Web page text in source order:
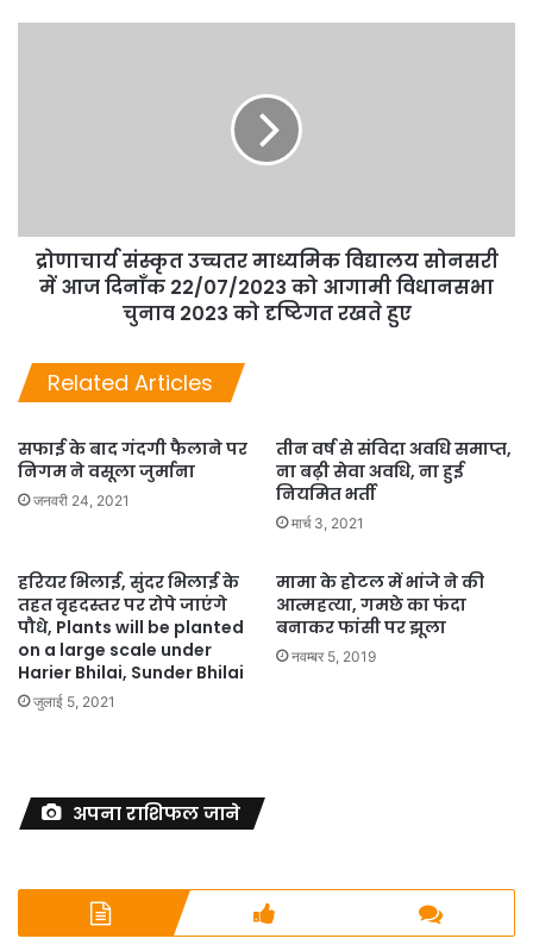
द्रोणाचार्य संस्कृत उच्चतर माध्यमिक विद्यालय सोनसरी
में आज दिनाँक 22/07/2023 को आगामी विधानसभा
चुनाव 2023 को दृष्टिगत रखते हुए
Related Articles
सफाई के बाद गंदगी फैलाने पर
निगम ने वसूला जुर्माना
जनवरी 24, 2021
तीन वर्ष से संविदा अवधि समाप्त,
ना बढ़ी सेवा अवधि, ना हुई
नियमित भर्ती
मार्च 3, 2021
हरियर भिलाई, सुंदर भिलाई के
तहत वृहदस्तर पर रोपे जाएंगे
पौधे, Plants will be planted
on a large scale under
Harier Bhilai, Sunder Bhilai
जुलाई 5, 2021
मामा के होटल में भांजे ने की
आत्महत्या, गमछे का फंदा
बनाकर फांसी पर झूला
नवम्बर 5, 2019
अपना राशिफल जाने